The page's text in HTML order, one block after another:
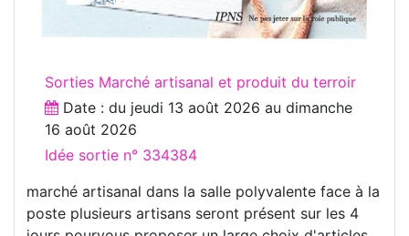
Sorties Marché artisanal et produit du terroir
Date : du jeudi 13 août 2026 au dimanche
16 août 2026
Idée sortie n° 334384
marché artisanal dans la salle polyvalente face à la
poste plusieurs artisans seront présent sur les 4